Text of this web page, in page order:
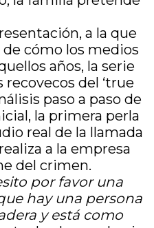
a la que
cómo los medios
años, la serie
del ‘true
paso a paso de
la primera perla
real de la llamada
a la empresa
del crimen.
por favor una
hay una persona
y está como